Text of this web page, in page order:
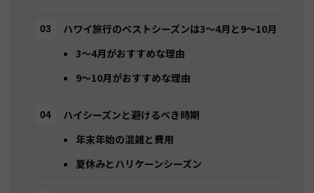
ハワイ旅行のベストシーズンは3〜4月と9〜10月
3〜4月がおすすめな理由
9〜10月がおすすめな理由
ハイシーズンと避けるべき時期
年末年始の混雑と費用
夏休みとハリケーンシーズン